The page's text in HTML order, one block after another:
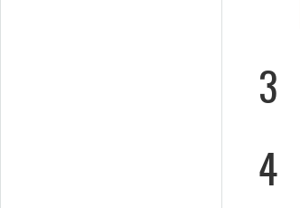
3
4